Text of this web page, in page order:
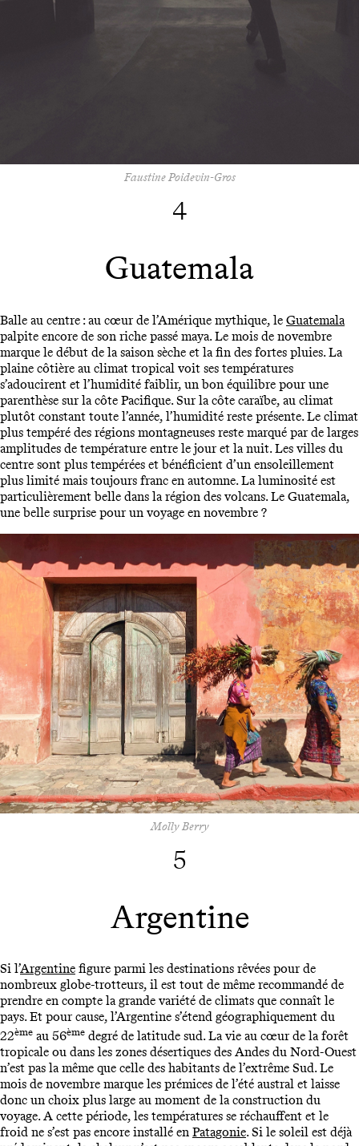
Faustine Poidevin-Gros
4
Guatemala
Balle au centre : au cœur de l’Amérique mythique, le Guatemala
palpite encore de son riche passé maya. Le mois de novembre
marque le début de la saison sèche et la fin des fortes pluies. La
plaine côtière au climat tropical voit ses températures
s’adoucirent et l’humidité faiblir, un bon équilibre pour une
parenthèse sur la côte Pacifique. Sur la côte caraïbe, au climat
plutôt constant toute l’année, l’humidité reste présente. Le climat
plus tempéré des régions montagneuses reste marqué par de larges
amplitudes de température entre le jour et la nuit. Les villes du
centre sont plus tempérées et bénéficient d’un ensoleillement
plus limité mais toujours franc en automne. La luminosité est
particulièrement belle dans la région des volcans. Le Guatemala,
une belle surprise pour un voyage en novembre ?
Molly Berry
5
Argentine
Si l’Argentine figure parmi les destinations rêvées pour de
nombreux globe-trotteurs, il est tout de même recommandé de
prendre en compte la grande variété de climats que connaît le
pays. Et pour cause, l’Argentine s’étend géographiquement du
22ème au 56ème degré de latitude sud. La vie au cœur de la forêt
tropicale ou dans les zones désertiques des Andes du Nord-Ouest
n’est pas la même que celle des habitants de l’extrême Sud. Le
mois de novembre marque les prémices de l’été austral et laisse
donc un choix plus large au moment de la construction du
voyage. A cette période, les températures se réchauffent et le
froid ne s’est pas encore installé en Patagonie. Si le soleil est déjà